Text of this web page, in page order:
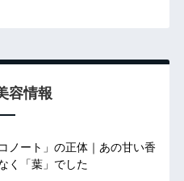
容情報
ノート」の正体｜あの甘い香
く「葉」でした